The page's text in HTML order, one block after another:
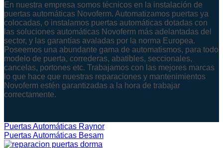
En nuestra empresa somos técnicos en la instalación de
puertas automáticas Novoferm. Automatizamos puertas ya
colocadas, o instalamos puertas automáticas dotadas con
las soluciones automáticas Novoferm más adelantadas del
sector, y las garantías avaladas por la norma Europea.
Poseemos una abundante gama de automatismos, para todo
modelo de puerta, correderas, abatibles, seccionales,
cancelas, portones etc. Trabajamos con las mejores marcas
lo que hace que nuestras reparaciones y mantenimientos
Novoferm estén garantizadas a la hora de trabajar
correctamente.
Puertas Automáticas Raynor
Puertas Automáticas Besam